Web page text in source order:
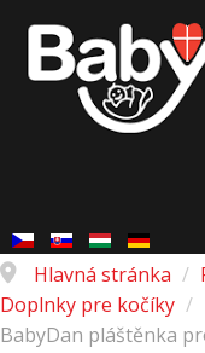
Hlavná stránka /
Doplnky pre kočíky /
BabyDan pláštěnka